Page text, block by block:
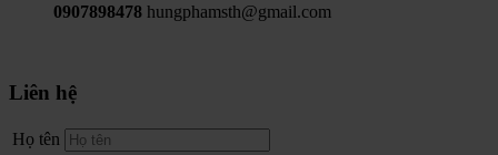
0907898478 hungphamsth@gmail.com
Liên hệ
Họ tên